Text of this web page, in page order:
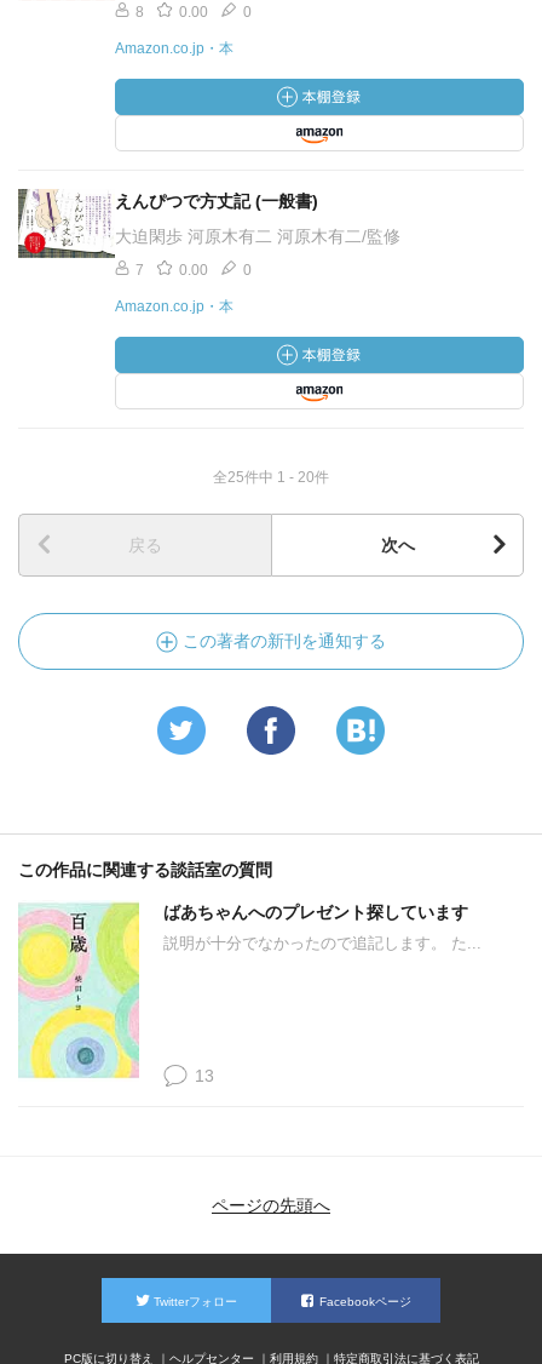
8 0.00 0
Amazon.co.jp・本
えんぴつで方丈記 (一般書)
大迫閑歩 河原木有二 河原木有二/監修
7 0.00 0
Amazon.co.jp・本
全25件中 1 - 20件
戻る 次へ
この著者の新刊を通知する
この作品に関連する談話室の質問
ばあちゃんへのプレゼント探しています
説明が十分でなかったので追記します。 た...
13
ページの先頭へ
Twitterフォロー Facebookページ
PC版に切り替え ヘルプセンター 利用規約 特定商取引法に基づく表記